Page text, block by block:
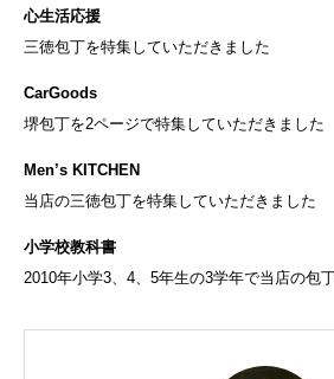
心生活応援
三徳包丁を特集していただきました
CarGoods
堺包丁を2ページで特集していただきました
Men’s KITCHEN
当店の三徳包丁を特集していただきました
小学校教科書
2010年小学3、4、5年生の3学年で当店の包